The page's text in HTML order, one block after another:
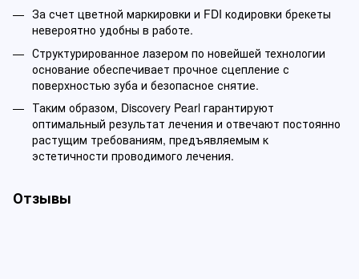
За счет цветной маркировки и FDI кодировки брекеты
невероятно удобны в работе.
Структурированное лазером по новейшей технологии
основание обеспечивает прочное сцепление с
поверхностью зуба и безопасное снятие.
Таким образом, Discovery Pearl гарантируют
оптимальный результат лечения и отвечают постоянно
растущим требованиям, предъявляемым к
эстетичности проводимого лечения.
Отзывы